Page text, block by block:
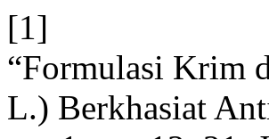
[1]
“Formulasi Krim
L.) Berkhasiat